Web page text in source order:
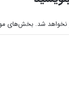
نخواهد شد. بخش‌های